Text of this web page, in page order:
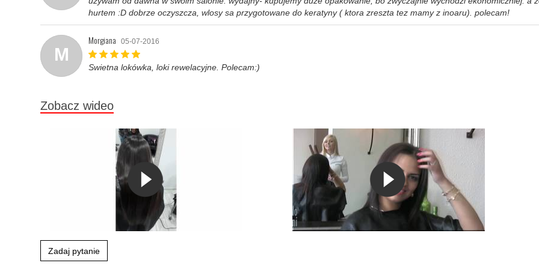
hurtem :D dobrze oczyszcza, wlosy sa przygotowane do keratyny ( ktora zreszta tez mamy z inoaru). polecam!
M
Morgiana 05-07-2016
Swietna lokówka, loki rewelacyjne. Polecam:)
Zobacz wideo
Zadaj pytanie